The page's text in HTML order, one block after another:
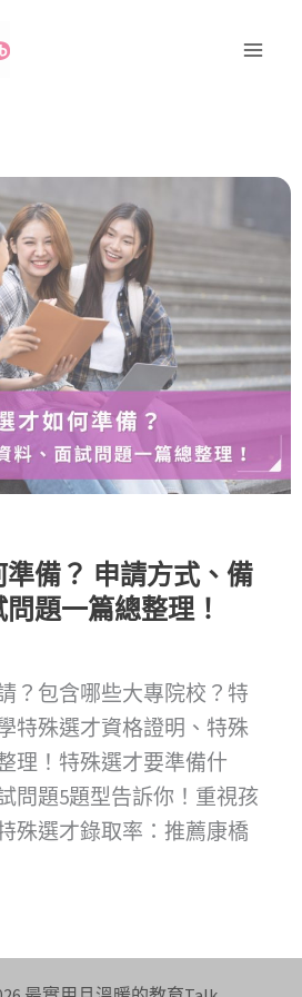
備？ 申請方式、備
題一篇總整理！
？包含哪些大專院校？特
特殊選才資格證明、特殊
理！特殊選才要準備什
問題5題型告訴你！重視孩
殊選才錄取率：推薦康橋